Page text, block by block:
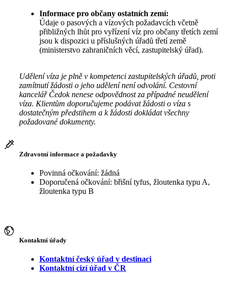
Informace pro občany ostatních zemí:
Údaje o pasových a vízových požadavcích včetně
přibližných lhůt pro vyřízení víz pro občany třetích zemí
jsou k dispozici u příslušných úřadů třetí země
(ministerstvo zahraničních věcí, zastupitelský úřad).
Udělení víza je plně v kompetenci zastupitelských úřadů, proti
zamítnutí žádosti o jeho udělení není odvolání. Cestovní
kancelář Čedok nenese odpovědnost za případné neudělení
víza. Klientům doporučujeme podávat žádosti o víza s
dostatečným předstihem a k žádosti dokládat všechny
požadované dokumenty.
Zdravotní informace a požadavky
Povinná očkování: žádná
Doporučená očkování: břišní tyfus, žloutenka typu A,
žloutenka typu B
Kontaktní úřady
Kontaktní český úřad v destinaci
Kontaktní cizí úřad v ČR